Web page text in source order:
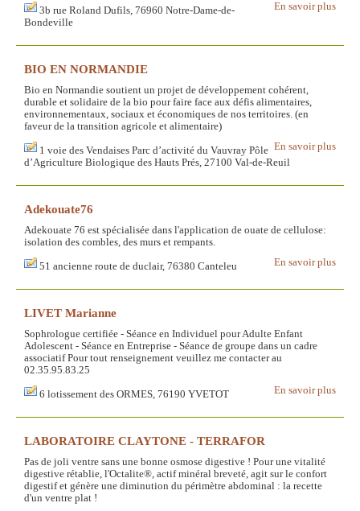
En savoir plus
3b rue Roland Dufils, 76960 Notre-Dame-de-
Bondeville
BIO EN NORMANDIE
Bio en Normandie soutient un projet de développement cohérent,
durable et solidaire de la bio pour faire face aux défis alimentaires,
environnementaux, sociaux et économiques de nos territoires. (en
faveur de la transition agricole et alimentaire)
En savoir plus
1 voie des Vendaises Parc d’activité du Vauvray Pôle
d’Agriculture Biologique des Hauts Prés, 27100 Val-de-Reuil
Adekouate76
Adekouate 76 est spécialisée dans l'application de ouate de cellulose:
isolation des combles, des murs et rempants.
En savoir plus
51 ancienne route de duclair, 76380 Canteleu
LIVET Marianne
Sophrologue certifiée - Séance en Individuel pour Adulte Enfant
Adolescent - Séance en Entreprise - Séance de groupe dans un cadre
associatif Pour tout renseignement veuillez me contacter au
02.35.95.83.25
En savoir plus
6 lotissement des ORMES, 76190 YVETOT
LABORATOIRE CLAYTONE - TERRAFOR
Pas de joli ventre sans une bonne osmose digestive ! Pour une vitalité
digestive rétablie, l'Octalite®, actif minéral breveté, agit sur le confort
digestif et génère une diminution du périmètre abdominal : la recette
d'un ventre plat !